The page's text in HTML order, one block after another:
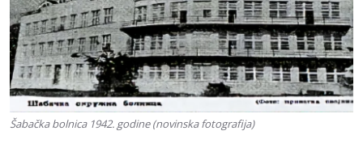
Šabačka bolnica 1942. godine (novinska fotografija)